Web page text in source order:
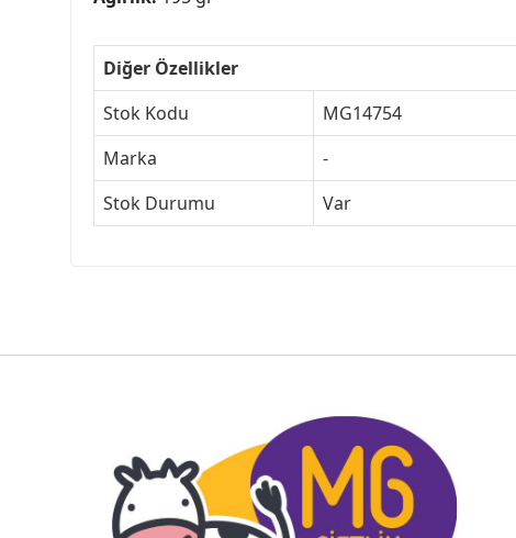
Diğer Özellikler
Stok Kodu
MG14754
Marka
-
Stok Durumu
Var